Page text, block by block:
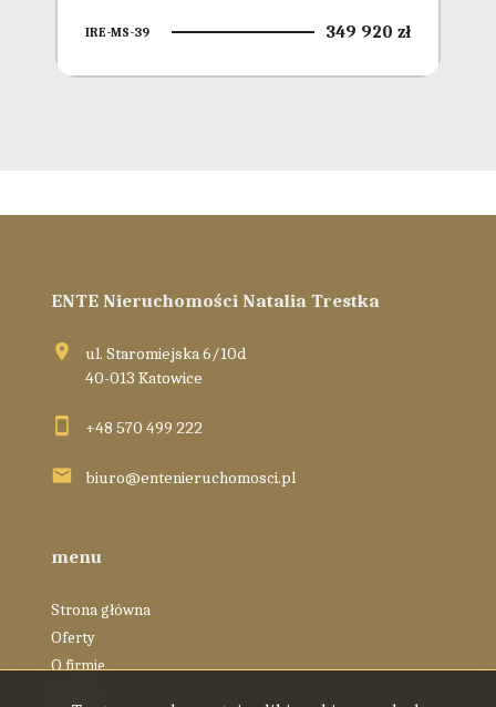
IRE-MS-39 349 920 zł
ENTE Nieruchomości Natalia Trestka
ul. Staromiejska 6/10d
40-013 Katowice
+48 570 499 222
biuro@entenieruchomosci.pl
menu
Strona główna
Oferty
O firmie